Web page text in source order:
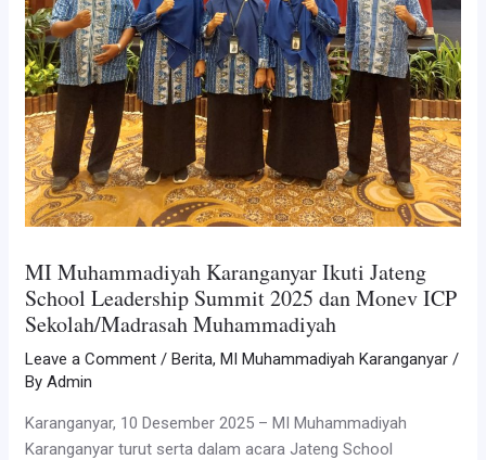
MI Muhammadiyah Karanganyar Ikuti Jateng
School Leadership Summit 2025 dan Monev ICP
Sekolah/Madrasah Muhammadiyah
Leave a Comment /Berita,MI Muhammadiyah Karanganyar /
ByAdmin
Karanganyar, 10 Desember 2025 – MI Muhammadiyah
Karanganyar turut serta dalam acara Jateng School